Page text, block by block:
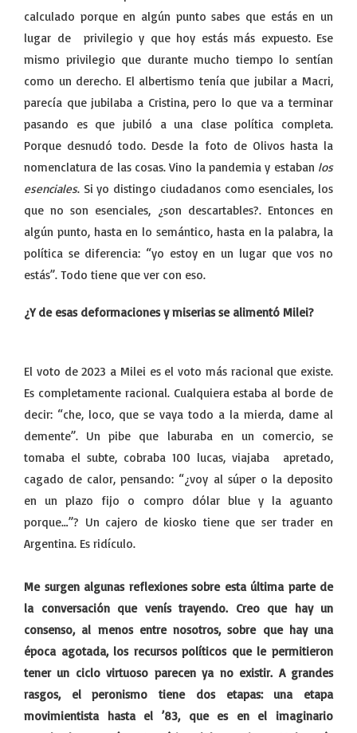
calculado porque en algún punto sabes que estás en un
lugar de privilegio y que hoy estás más expuesto. Ese
mismo privilegio que durante mucho tiempo lo sentían
como un derecho. El albertismo tenía que jubilar a Macri,
parecía que jubilaba a Cristina, pero lo que va a terminar
pasando es que jubiló a una clase política completa.
Porque desnudó todo. Desde la foto de Olivos hasta la
nomenclatura de las cosas. Vino la pandemia y estaban los
esenciales. Si yo distingo ciudadanos como esenciales, los
que no son esenciales, ¿son descartables?. Entonces en
algún punto, hasta en lo semántico, hasta en la palabra, la
política se diferencia: “yo estoy en un lugar que vos no
estás”. Todo tiene que ver con eso.
¿Y de esas deformaciones y miserias se alimentó Milei?
El voto de 2023 a Milei es el voto más racional que existe.
Es completamente racional. Cualquiera estaba al borde de
decir: “che, loco, que se vaya todo a la mierda, dame al
demente”. Un pibe que laburaba en un comercio, se
tomaba el subte, cobraba 100 lucas, viajaba apretado,
cagado de calor, pensando: “¿voy al súper o la deposito
en un plazo fijo o compro dólar blue y la aguanto
porque…”? Un cajero de kiosko tiene que ser trader en
Argentina. Es ridículo.
Me surgen algunas reflexiones sobre esta última parte de
la conversación que venís trayendo. Creo que hay un
consenso, al menos entre nosotros, sobre que hay una
época agotada, los recursos políticos que le permitieron
tener un ciclo virtuoso parecen ya no existir. A grandes
rasgos, el peronismo tiene dos etapas: una etapa
movimientista hasta el ’83, que es en el imaginario